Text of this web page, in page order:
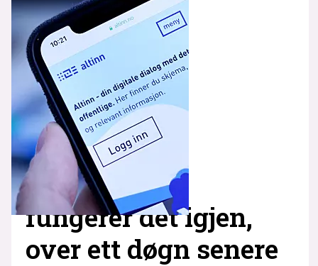
fungerer det igjen,
over ett døgn senere